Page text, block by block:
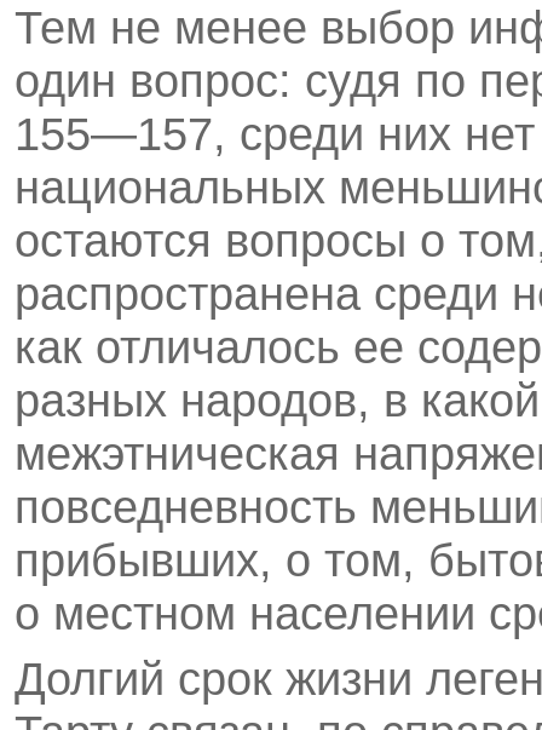
Тем не менее выбор
один вопрос: судя по
155—157, среди них
национальных
остаются вопросы о
распространена среди
как отличалось ее
разных народов, в
межэтническая
повседневность
прибывших, о том,
о местном населении
Долгий срок жизни